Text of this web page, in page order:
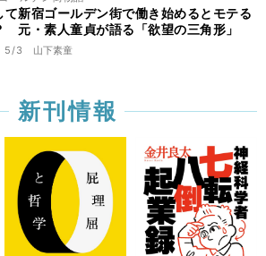
て新宿ゴールデン街で働き始めるとモテる
元・素人童貞が語る「欲望の三角形」
5/3 山下素童
新刊情報